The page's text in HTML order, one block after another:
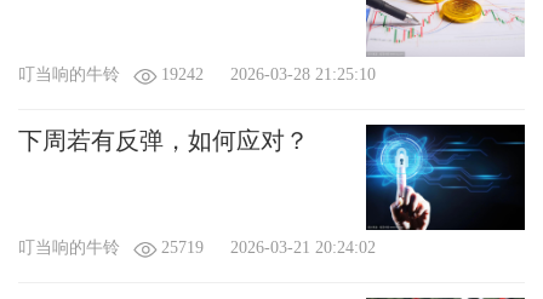
叮当响的牛铃 19242 2026-03-28 21:25:10
下周若有反弹，如何应对？
叮当响的牛铃 25719 2026-03-21 20:24:02